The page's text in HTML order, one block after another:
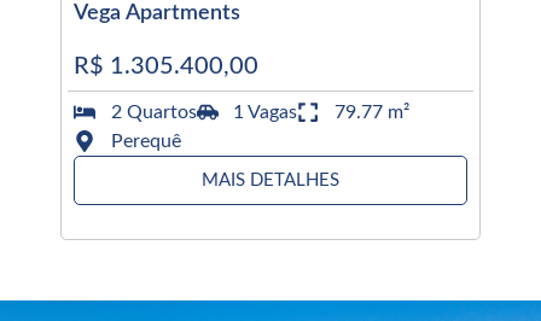
Vega Apartments
R$ 1.305.400,00
2 Quartos 1 Vagas
79.77 m²
Perequê
MAIS DETALHES